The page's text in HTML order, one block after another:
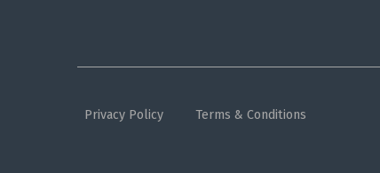
Privacy Policy Terms & Conditions